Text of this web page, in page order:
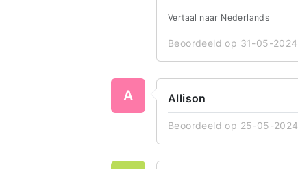
Vertaal naar Nederlands
Beoordeeld op 31-05-2024
A Allison
Beoordeeld op 25-05-2024